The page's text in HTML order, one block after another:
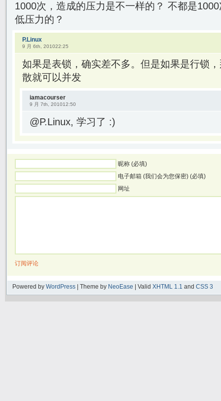
1000次，造成的压力是不一样的？ 不都是
低压力的？
P.Linux
9 月 6th, 201022:25
如果是表锁，确实差不多。但是如果是行锁
散就可以并发
iamacourser
9 月 7th, 201012:50
@P.Linux, 学习了 :)
昵称 (必填)
电子邮箱 (我们会为您保密) (必填)
网址
订阅评论
Powered by WordPress | Theme by NeoEase | Valid XHTML 1.1 and CSS 3